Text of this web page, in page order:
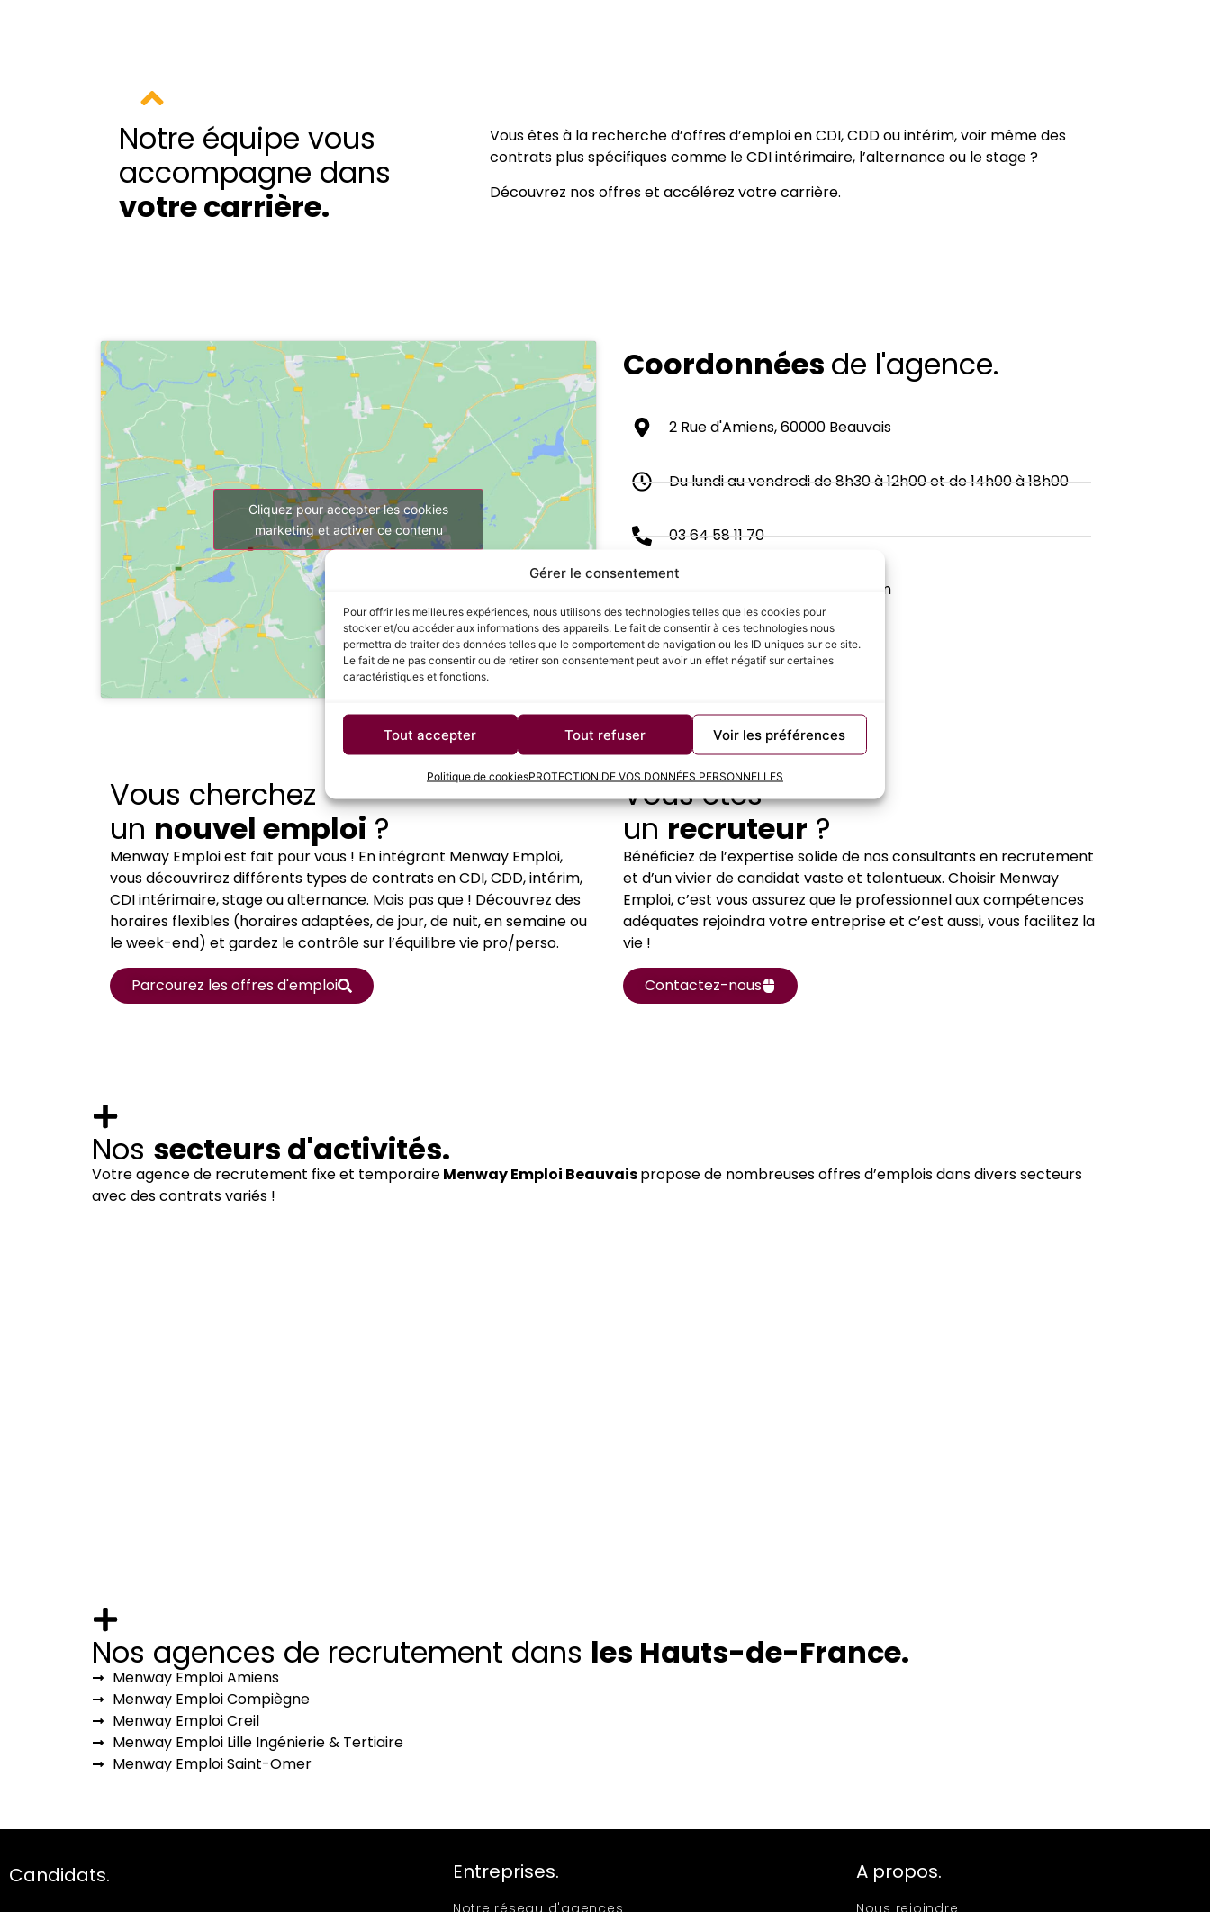
Gérer le consentement
Pour offrir les meilleures expériences, nous utilisons des technologies telles que les cookies pour
stocker et/ou accéder aux informations des appareils. Le fait de consentir à ces technologies nous
permettra de traiter des données telles que le comportement de navigation ou les ID uniques sur ce site.
Le fait de ne pas consentir ou de retirer son consentement peut avoir un effet négatif sur certaines
caractéristiques et fonctions.
Tout accepter Tout refuser Voir les préférences
Politique de cookiesPROTECTION DE VOS DONNÉES PERSONNELLES
Notre équipe vous
accompagne dans
votre carrière.
Vous êtes à la recherche d’offres d’emploi en CDI, CDD ou intérim, voir même des
contrats plus spécifiques comme le CDI intérimaire, l’alternance ou le stage ?
Découvrez nos offres et accélérez votre carrière.
Cliquez pour accepter les cookies
marketing et activer ce contenu
Coordonnées de l'agence.
2 Rue d'Amiens, 60000 Beauvais
Du lundi au vendredi de 8h30 à 12h00 et de 14h00 à 18h00
03 64 58 11 70
beauvais@menwayemploi.com
Vous cherchez
un nouvel emploi ?
Menway Emploi est fait pour vous ! En intégrant Menway Emploi,
vous découvrirez différents types de contrats en CDI, CDD, intérim,
CDI intérimaire, stage ou alternance. Mais pas que ! Découvrez des
horaires flexibles (horaires adaptées, de jour, de nuit, en semaine ou
le week-end) et gardez le contrôle sur l’équilibre vie pro/perso.
Parcourez les offres d'emploi
Vous êtes
un recruteur ?
Bénéficiez de l’expertise solide de nos consultants en recrutement
et d’un vivier de candidat vaste et talentueux. Choisir Menway
Emploi, c’est vous assurez que le professionnel aux compétences
adéquates rejoindra votre entreprise et c’est aussi, vous facilitez la
vie !
Contactez-nous
Nos secteurs d'activités.
Votre agence de recrutement fixe et temporaireMenway Emploi Beauvaispropose de nombreuses offres d’emplois dans divers secteurs
avec des contrats variés !
Nos agences de recrutement dans les Hauts-de-France.
Menway Emploi Amiens
Menway Emploi Compiègne
Menway Emploi Creil
Menway Emploi Lille Ingénierie & Tertiaire
Menway Emploi Saint-Omer
Candidats. Entreprises.
Notre réseau d'agences
A propos.
Nous rejoindre